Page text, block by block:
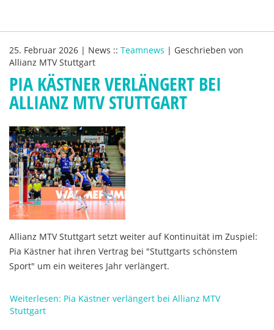
25. Februar 2026 | News :: Teamnews | Geschrieben von
Allianz MTV Stuttgart
PIA KÄSTNER VERLÄNGERT BEI
ALLIANZ MTV STUTTGART
Allianz MTV Stuttgart setzt weiter auf Kontinuität im Zuspiel:
Pia Kästner hat ihren Vertrag bei "Stuttgarts schönstem
Sport" um ein weiteres Jahr verlängert.
Weiterlesen: Pia Kästner verlängert bei Allianz MTV
Stuttgart